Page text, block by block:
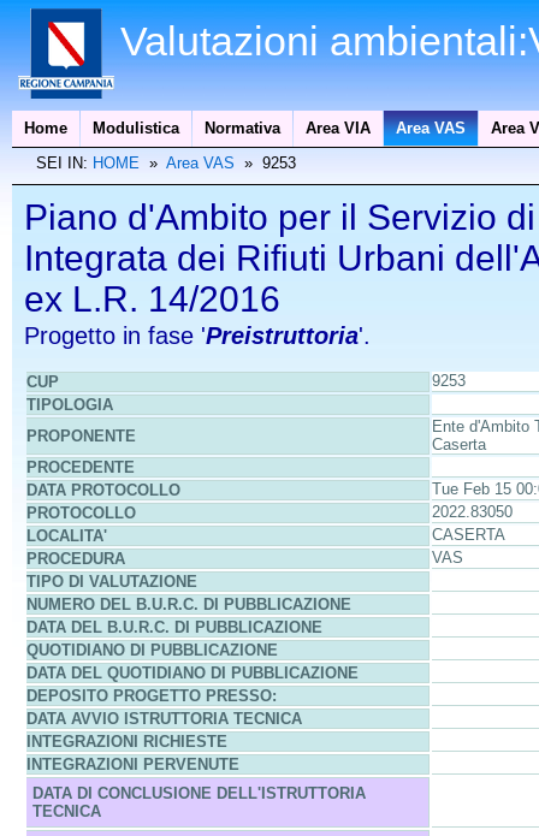
Valutazioni
Home Modulistica Normativa Area VIA Area VAS
Area
SEI IN: HOME » Area VAS » 9253
Piano d'Ambito per il Servizio
Integrata dei Rifiuti Urbani
ex L.R. 14/2016
Progetto in fase 'Preistruttoria'.
CUP
9253
TIPOLOGIA
PROPONENTE
Ente d'Ambito
Caserta
PROCEDENTE
DATA PROTOCOLLO
Tue Feb 15
PROTOCOLLO
2022.83050
LOCALITA'
CASERTA
PROCEDURA
VAS
TIPO DI VALUTAZIONE
NUMERO DEL B.U.R.C. DI PUBBLICAZIONE
DATA DEL B.U.R.C. DI PUBBLICAZIONE
QUOTIDIANO DI PUBBLICAZIONE
DATA DEL QUOTIDIANO DI PUBBLICAZIONE
DEPOSITO PROGETTO PRESSO:
DATA AVVIO ISTRUTTORIA TECNICA
INTEGRAZIONI RICHIESTE
INTEGRAZIONI PERVENUTE
DATA DI CONCLUSIONE DELL'ISTRUTTORIA
TECNICA